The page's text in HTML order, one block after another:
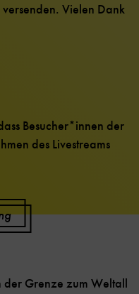
Vielen Dank
Besucher*innen der
des Livestreams
der Grenze zum Weltall